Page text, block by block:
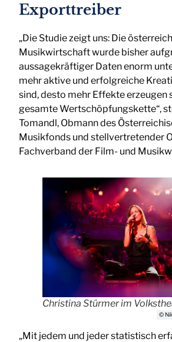
Exporttreiber
„Die Studie zeigt uns: Die
Musikwirtschaft wurde bisher
aussagekräftiger Daten enorm
mehr aktive und erfolgreiche
sind, desto mehr Effekte erzeugen
gesamte Wertschöpfungskette“,
Tomandl, Obmann des
Musikfonds und stellvertretender
Fachverband der Film- und
Christina Stürmer im
©
„Mit jedem und jeder statistisch